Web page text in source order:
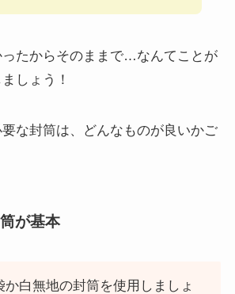
たからそのままで…なんてことが
しょう！
な封筒は、どんなものが良いかご
が基本
か白無地の封筒を使用しましょ